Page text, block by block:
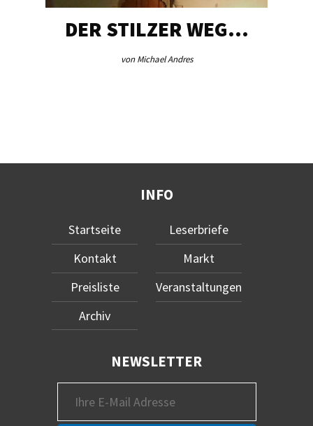
DER STILZER WEG…
von Michael Andres
INFO
Startseite
Kontakt
Preisliste
Archiv
Leserbriefe
Markt
Veranstaltungen
NEWSLETTER